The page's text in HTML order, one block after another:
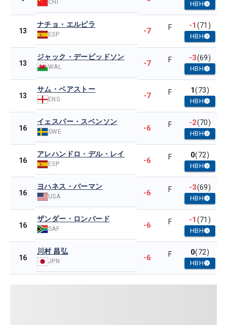
CHI HBH
13
ナチョ・エルビラ
ESP -7 F -1(71)
HBH
13
ジャック・デービッドソン
WAL -7 F -3(69)
HBH
13
サム・ベアストー
ENG -7 F 1(73)
HBH
16
イェスパー・スベンソン
SWE -6 F -2(70)
HBH
16
アレハンドロ・デル・レイ
ESP -6 F 0(72)
HBH
16
ヨハネス・バーマン
USA -6 F -3(69)
HBH
16
ザンダー・ロンバード
SAF -6 F -1(71)
HBH
16
川村 昌弘
JPN -6 F 0(72)
HBH